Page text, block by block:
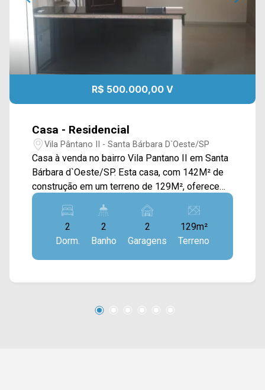
R$ 500.000,00 V
Casa - Residencial
Vila Pântano II - Santa Bárbara D`Oeste/SP
Casa à venda no bairro Vila Pantano II em Santa
Bárbara d`Oeste/SP. Esta casa, com 142M² de
construção em um terreno de 129M², oferece
um projeto funcional e bem aproveitado, ideal
para quem busca conforto e praticidade no dia a
e jantar integradas à cozinha em conceito
aberto, equipada com armários e bancada,
acolhedor. A área de serviço é coberta,
íntima, o imóvel dispõe de 02 quartos bem
2
Dorm.
2
Banho
2
Garagens
129m²
Terreno